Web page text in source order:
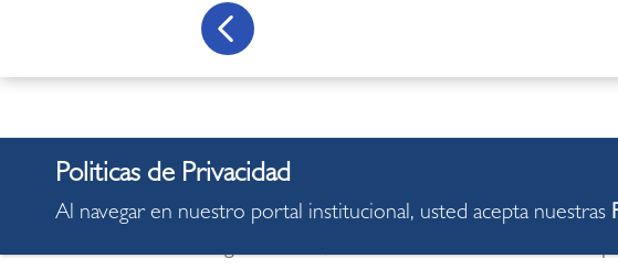
Se denomina así en homenaje a José
muchísimo al resurgimiento de la vida
Al navegar en nuestro portal institucional, usted acepta nuestras